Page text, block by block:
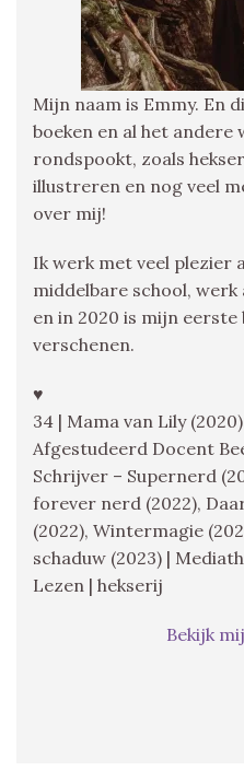
Mijn naam is Emmy. En
boeken en al het andere
rondspookt, zoals
illustreren en nog veel
over mij!
Ik werk met veel plezier
middelbare school,
en in 2020 is mijn eerste
verschenen.
♥
34 | Mama van Lily
Afgestudeerd Docent
Schrijver – Supernerd
forever nerd (2022),
(2022), Wintermagie
schaduw (2023) |
Lezen | hekserij
Bekijk